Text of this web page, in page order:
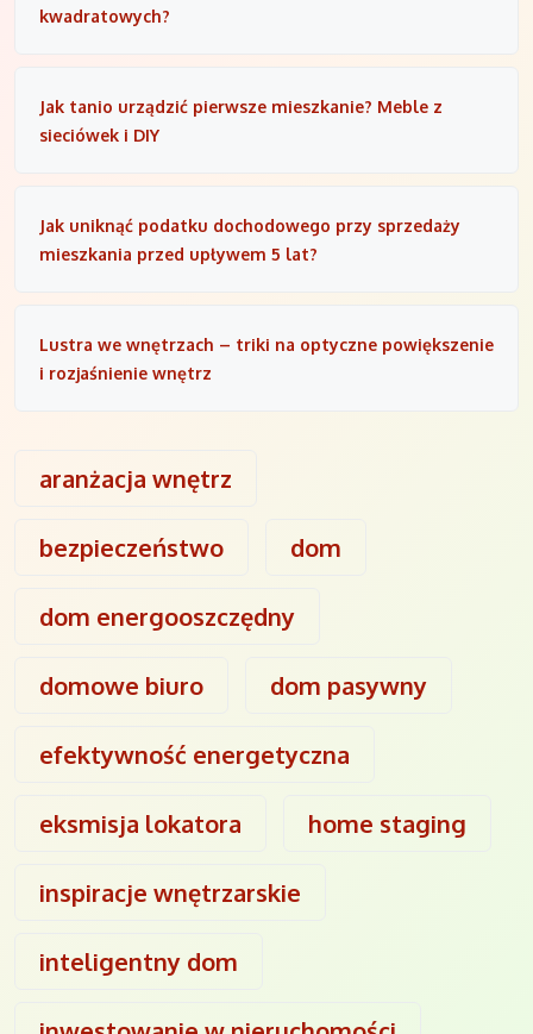
kwadratowych?
Jak tanio urządzić pierwsze mieszkanie? Meble z
sieciówek i DIY
Jak uniknąć podatku dochodowego przy sprzedaży
mieszkania przed upływem 5 lat?
Lustra we wnętrzach – triki na optyczne powiększenie
i rozjaśnienie wnętrz
aranżacja wnętrz
bezpieczeństwo dom
dom energooszczędny
domowe biuro dom pasywny
efektywność energetyczna
eksmisja lokatora home staging
inspiracje wnętrzarskie
inteligentny dom